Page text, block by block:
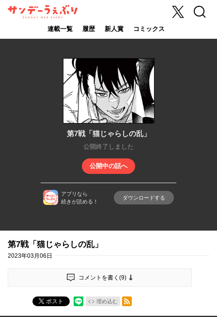
サンデーうぇ
連載一覧 履歴 新人賞 コミックス
X 検索
第7戦「猫じゃらしの乱」
公開終了しました
公開中の話へ
アプリなら
続きが読める！
ダウンロードする
第7戦「猫じゃらしの乱」
2023年03月06日
コメントを書く(9)
ポスト 埋め込む
RSSフィード